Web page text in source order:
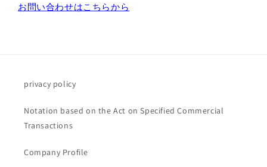
お問い合わせはこちらから
privacy policy
Notation based on the Act on Specified Commercial
Transactions
Company Profile